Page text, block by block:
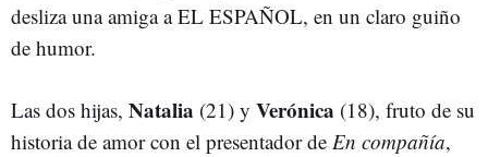
desliza una amiga a EL ESPAÑOL, en un claro guiño
de humor.
Las dos hijas, Natalia (21) y Verónica (18), fruto de su
historia de amor con el presentador de En compañía,